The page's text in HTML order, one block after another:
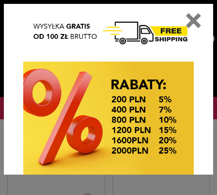
OKAZJE CENOWE
OKAZJE CENOWE BRELOKI
×